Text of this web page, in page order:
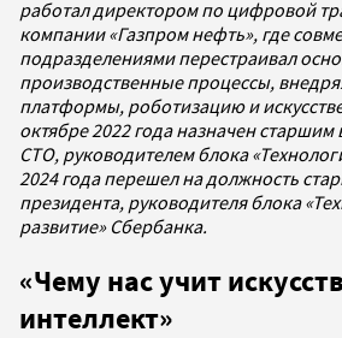
работал директором по цифровой
компании «Газпром нефть», где
подразделениями перестраивал
производственные процессы,
платформы, роботизацию и
октябре 2022 года назначен
CTO, руководителем блока
2024 года перешел на должность
президента, руководителя блока
развитие» Сбербанка.
«Чему нас учит
интеллект»